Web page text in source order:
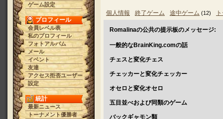
ゲーム設定
プロフィール
会員レベル表
私のプロフィール
フォトアルバム
メール
イベント
友達
アクセス拒否ユーザー
設定
統計
最新ニュース
トーナメント優勝者
個人情報 終了ゲーム 途中ゲーム (12)
Romalinaの公共の提示板のメッセージ:
一般的なBrainKing.comの話
チェスと変化チェス
チェッカーと変化チェッカー
オセロと変化オセロ
五目並べおよび同類のゲーム
バックギャモン類